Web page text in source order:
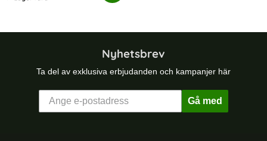
Tillgänglighet:
Nyhetsbrev
Ta del av exklusiva erbjudanden och kampanjer här
Gå med